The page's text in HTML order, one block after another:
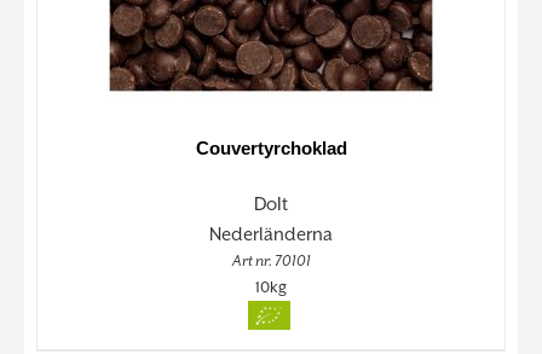
Couvertyrchoklad
DoIt
Nederländerna
Art nr. 70101
10kg